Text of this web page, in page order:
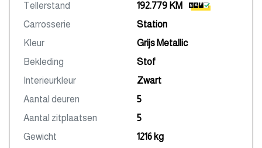
Tellerstand
192.779 KM
Carrosserie
Station
Kleur
Grijs Metallic
Bekleding
Stof
Interieurkleur
Zwart
Aantal deuren
5
Aantal zitplaatsen
5
Gewicht
1216 kg